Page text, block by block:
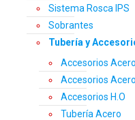
Sistema Rosca IPS
Sobrantes
Tubería y
Accesorios
Accesorios
Accesorios H.O
Tubería Acero